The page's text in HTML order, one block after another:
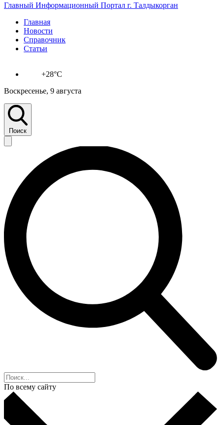
Главный Информационный Портал г. Талдыкорган
Главная
Новости
Справочник
Статьи
+28°C
Воскресенье, 9 августа
Поиск
По всему сайту